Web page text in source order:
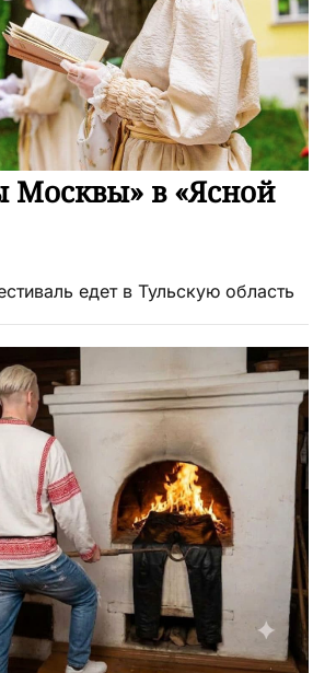
Москвы» в «Ясной
едет в Тульскую область